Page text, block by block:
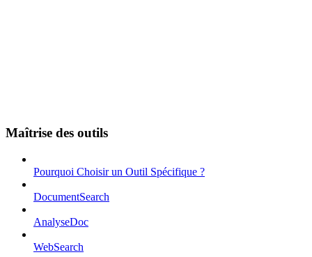
Maîtrise des outils
Pourquoi Choisir un Outil Spécifique ?
DocumentSearch
AnalyseDoc
WebSearch